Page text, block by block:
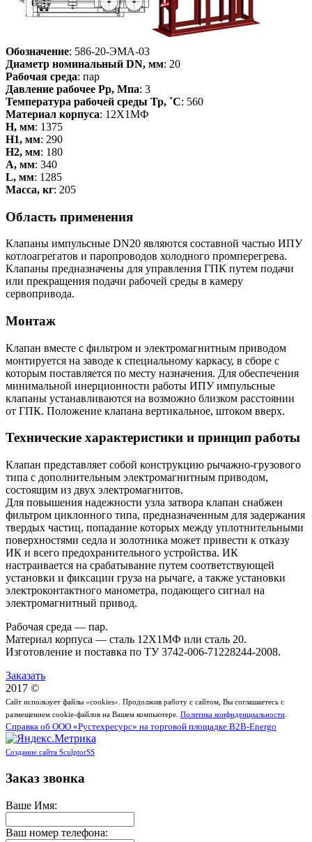
Обозначение: 586-20-ЭМА-03
Диаметр номинальный DN, мм: 20
Рабочая среда: пар
Давление рабочее Рр, Мпа: 3
Температура рабочей среды Тр, ˚С: 560
Материал корпуса: 12Х1МФ
H, мм: 1375
Н1, мм: 290
Н2, мм: 180
А, мм: 340
L, мм: 1285
Масса, кг: 205
Область применения
Клапаны импульсные DN20 являются составной частью ИПУ
котлоагрегатов и паропроводов холодного промперегрева.
Клапаны предназначены для управления ГПК путем подачи
или прекращения подачи рабочей среды в камеру
сервопривода.
Монтаж
Клапан вместе с фильтром и электромагнитным приводом
монтируется на заводе к специальному каркасу, в сборе с
которым поставляется по месту назначения. Для обеспечения
минимальной инерционности работы ИПУ импульсные
клапаны устанавливаются на возможно близком расстоянии
от ГПК. Положение клапана вертикальное, штоком вверх.
Технические характеристики и принцип работы
Клапан представляет собой конструкцию рычажно-грузового
типа с дополнительным электромагнитным приводом,
состоящим из двух электромагнитов.
Для повышения надежности узла затвора клапан снабжен
фильтром циклонного типа, предназначенным для задержания
твердых частиц, попадание которых между уплотнительными
поверхностями седла и золотника может привести к отказу
ИК и всего предохранительного устройства. ИК
настраивается на срабатывание путем соответствующей
установки и фиксации груза на рычаге, а также установки
электроконтактного манометра, подающего сигнал на
электромагнитный привод.
Рабочая среда — пар.
Материал корпуса — сталь 12Х1МФ или сталь 20.
Изготовление и поставка по ТУ 3742-006-71228244-2008.
Заказать
2017 ©
Сайт использует файлы «cookies». Продолжив работу с сайтом, Вы соглашаетесь с
размещением cookie-файлов на Вашем компьютере. Политика конфиденциальности
Справка об ООО «Рустехресурс» на торговой площадке B2B-Energo
Создание сайта SculptorSS
Заказ звонка
Ваше Имя:
Ваш номер телефона: